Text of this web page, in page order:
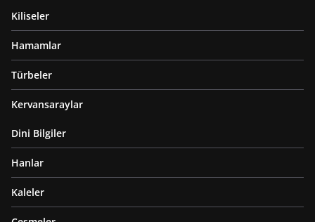
Kiliseler
Hamamlar
Türbeler
Kervansaraylar
Dini Bilgiler
Hanlar
Kaleler